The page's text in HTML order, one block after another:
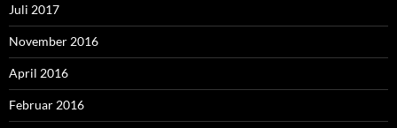
Juli 2017
November 2016
April 2016
Februar 2016